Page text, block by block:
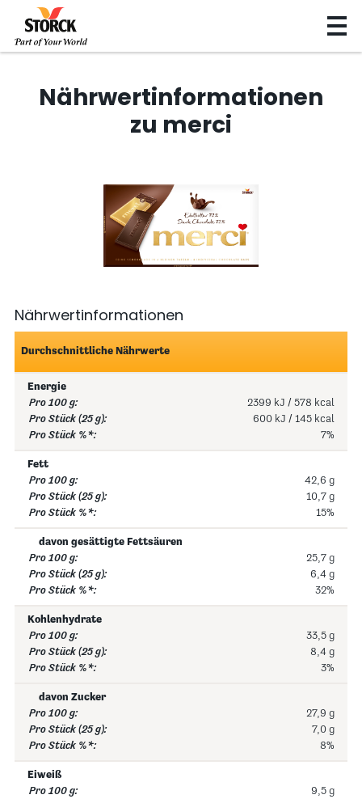
Nährwertinformationen
zu merci
Nährwertinformationen
Durchschnittliche Nährwerte
Energie
2399 kJ / 578 kcal
600 kJ / 145 kcal
7%
Fett
42,6 g
10,7 g
15%
davon gesättigte Fettsäuren
25,7 g
6,4 g
32%
Kohlenhydrate
33,5 g
8,4 g
3%
davon Zucker
27,9 g
7,0 g
8%
Eiweiß
9,5 g